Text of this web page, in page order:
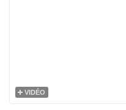
VIDÉO